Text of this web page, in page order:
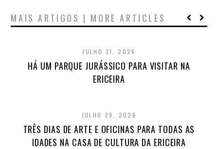
MAIS ARTIGOS | MORE ARTICLES
JULHO 31, 2026
HÁ UM PARQUE JURÁSSICO PARA VISITAR NA
ERICEIRA
JULHO 29, 2026
TRÊS DIAS DE ARTE E OFICINAS PARA TODAS AS
IDADES NA CASA DE CULTURA DA ERICEIRA